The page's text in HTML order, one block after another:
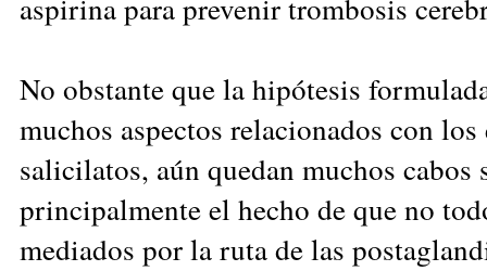
aspirina para prevenir trombosis
No obstante que la hipótesis
muchos aspectos relacionados con
salicilatos, aún quedan muchos cabos
principalmente el hecho de que no
mediados por la ruta de las